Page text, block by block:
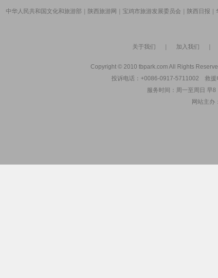
中华人民共和国文化和旅游部 陕西旅游网 宝鸡市旅游发展委员会 陕西日报
关于我们 加入我们
Copyright © 2010 tbpark.com All Rights
投诉电话：+0086-0917-5711002 救
服务时间：周一至周日 早
网站主办